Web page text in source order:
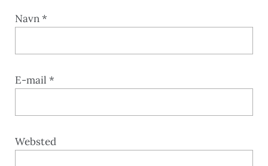
Navn*
E-mail *
Websted